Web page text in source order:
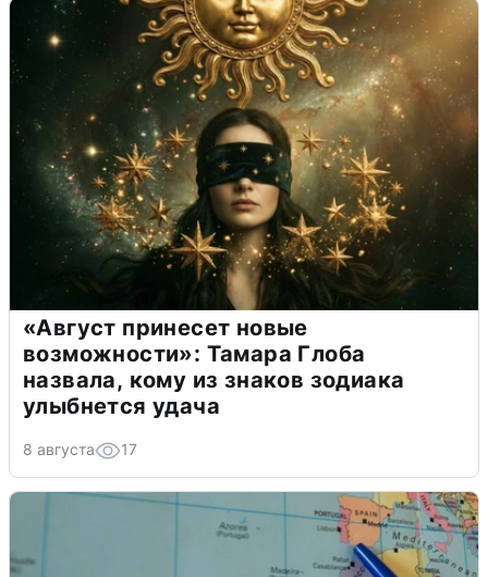
«Август принесет новые
возможности»: Тамара Глоба
назвала, кому из знаков зодиака
улыбнется удача
8 августа 17